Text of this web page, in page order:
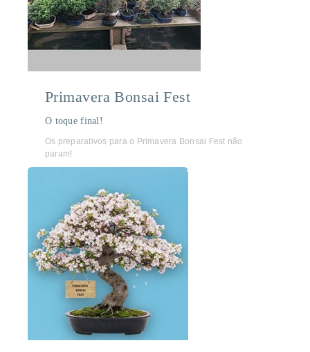
Primavera Bonsai Fest
O toque final!
Os preparativos para o Primavera Bonsai Fest não
param!